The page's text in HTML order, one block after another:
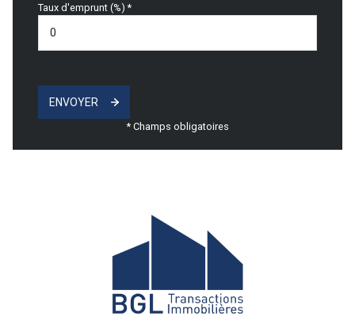
Taux d'emprunt (%) *
ENVOYER
* Champs obligatoires